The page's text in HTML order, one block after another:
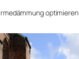
optimieren